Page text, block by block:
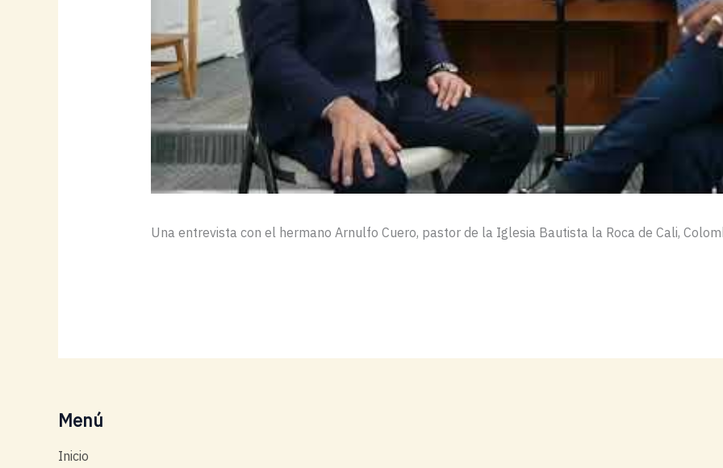
Una entrevista con el hermano Arnulfo Cuero, pastor de la Iglesia Bautista la Roca de Cali,
Menú
Inicio